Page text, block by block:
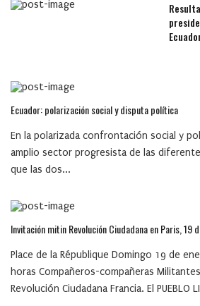
Ecuador: polarización social y disputa política
En la polarizada confrontación social y
amplio sector progresista de las
que las dos...
Invitación mitin Revolución Ciudadana en Paris, 19
Place de la République Domingo 19 de
horas Compañeros-compañeras
Revolución Ciudadana Francia. El PUEBLO